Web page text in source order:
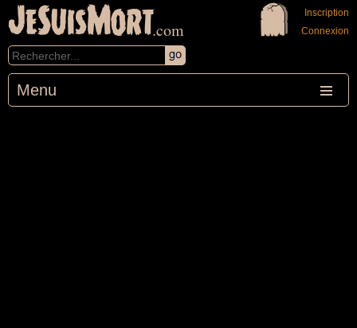
JeSuisMort.com
Menu
Inscription
Connexion